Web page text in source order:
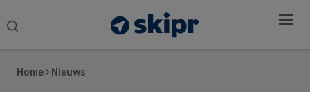
Search
Home › Nieuws
Sidebar